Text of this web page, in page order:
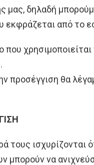
μας, δηλαδή
εκφράζεται από το
που
προσέγγιση θα
τους ισχυρίζονται
μπορούν να